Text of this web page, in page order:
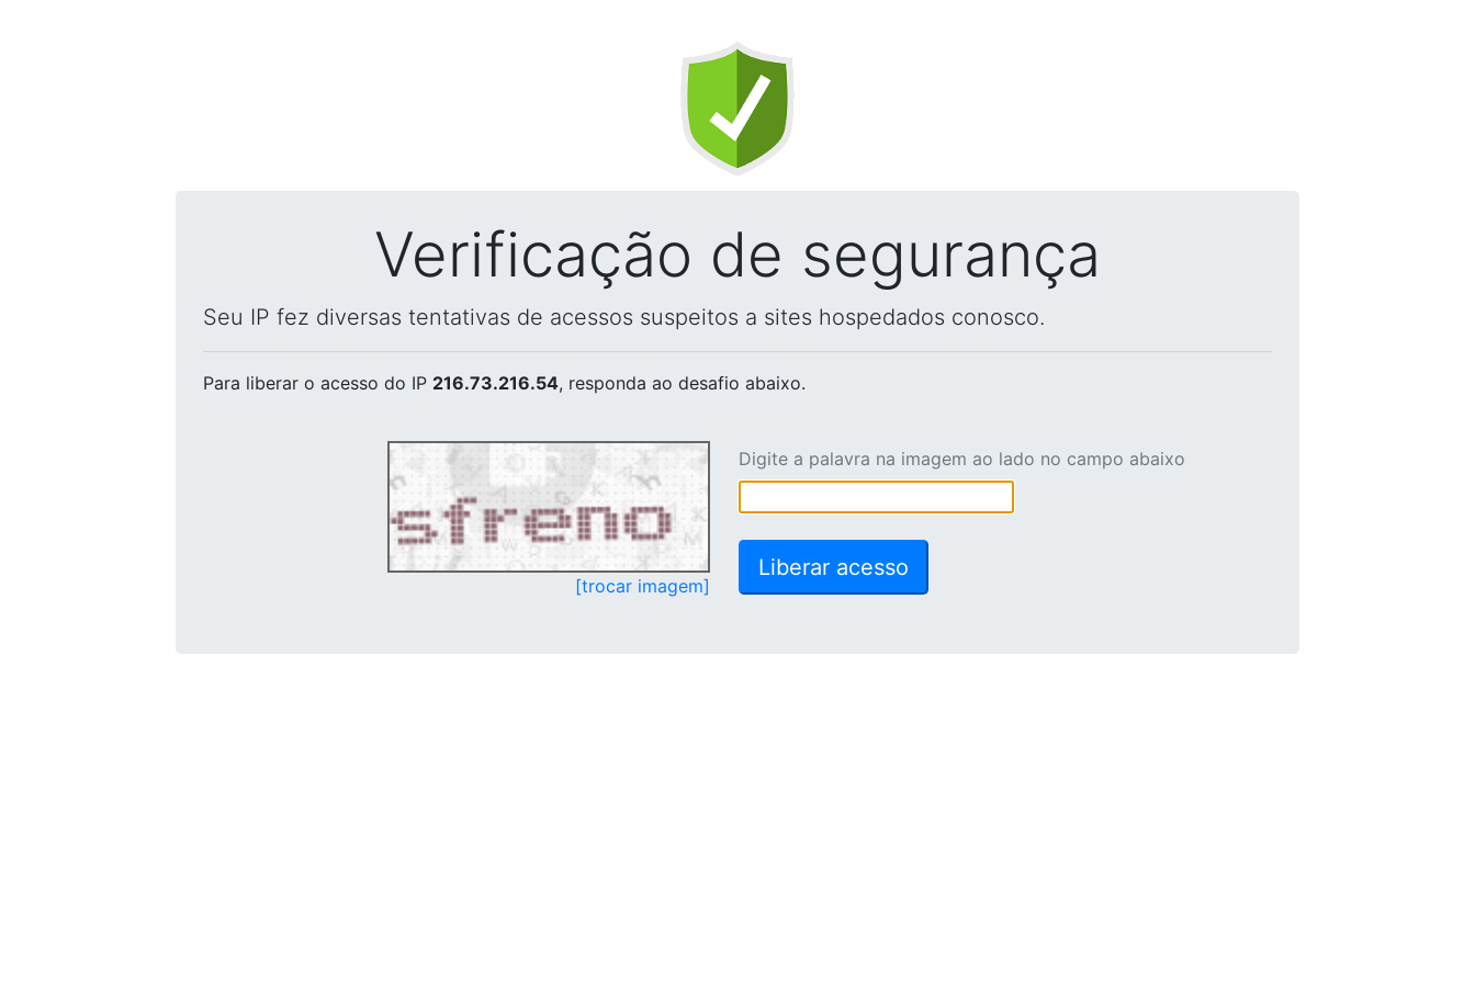
Verificação de segurança
Seu IP fez diversas tentativas de acessos suspeitos a sites hospedados conosco.
Para liberar o acesso do IP 216.73.216.54, responda ao desafio abaixo.
[trocar imagem]
Digite a palavra na imagem ao lado no campo abaixo